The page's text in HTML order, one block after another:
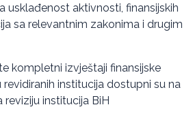
usklađenost aktivnosti, finansijskih
sa relevantnim zakonima i drugim
kompletni izvještaji finansijske
institucija dostupni su na
institucija BiH